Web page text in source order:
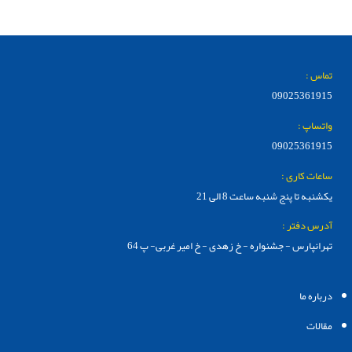
تماس :
09025361915
واتساپ :
09025361915
ساعات کاری :
یکشنبه تا پنج شنبه ساعت 8 الی 21
آدرس دفتر :
تهرانپارس - جشنواره - خ زهدی - خ امیر غربی- پ 64
درباره ما
مقالات